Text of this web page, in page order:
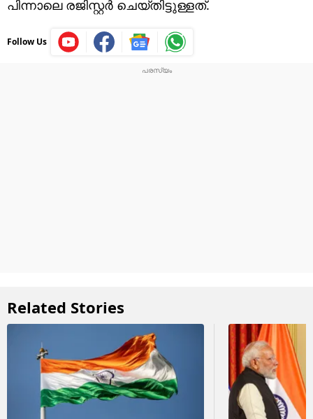
പിന്നാലെ രജിസ്റ്റർ ചെയ്തിട്ടുള്ളത്.
Follow Us
Related Stories